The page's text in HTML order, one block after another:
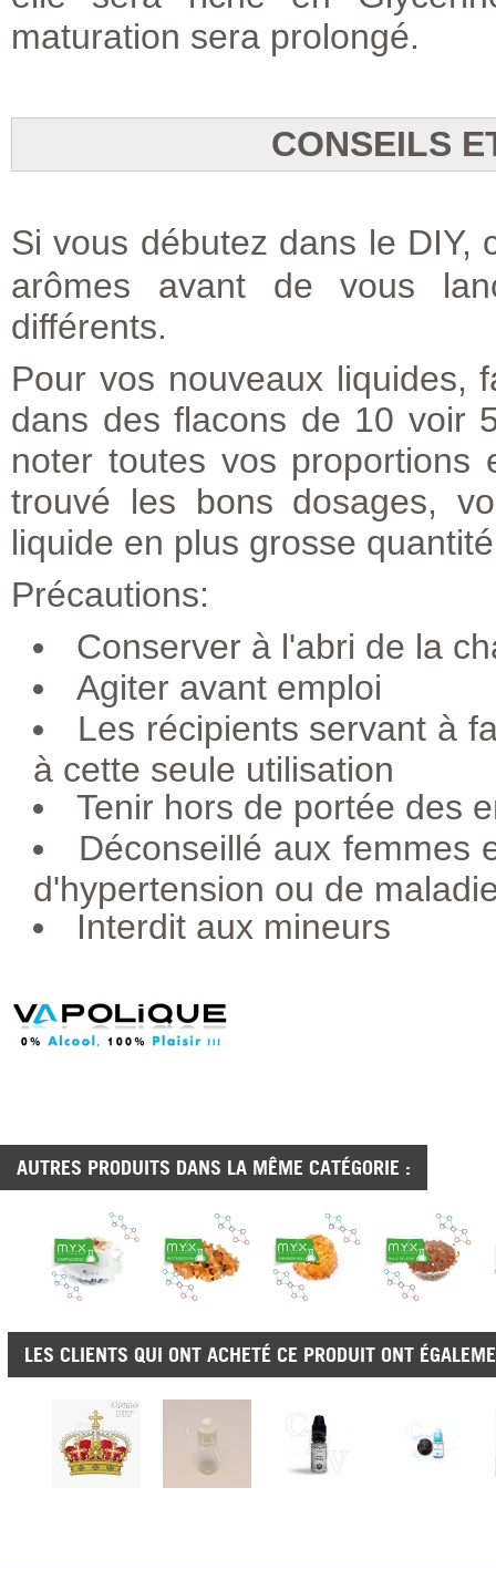
maturation sera prolongé.
CONSEILS
Si vous débutez dans le DIY,
arômes avant de vous
différents.
Pour vos nouveaux liquides,
dans des flacons de 10 voir
noter toutes vos proportions
trouvé les bons dosages,
liquide en plus grosse
Précautions:
Conserver à l'abri de la
Agiter avant emploi
Les récipients servant à
à cette seule utilisation
Tenir hors de portée des
Déconseillé aux femmes
d'hypertension ou de
Interdit aux mineurs
AUTRES PRODUITS DANS LA MÊME CATÉGORIE :
LES CLIENTS QUI ONT ACHETÉ CE PRODUIT ONT